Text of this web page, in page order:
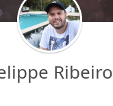
Ribeiro